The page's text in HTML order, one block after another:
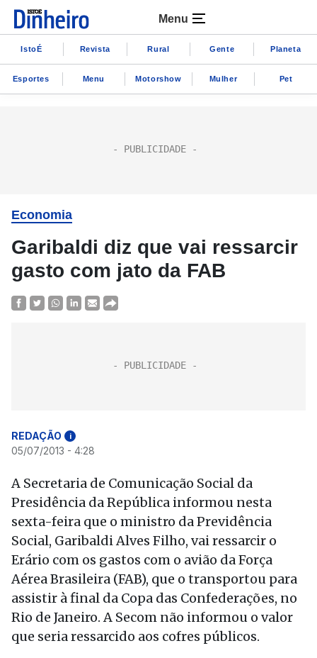
Menu
IstoÉ Revista Rural Gente Planeta
Esportes Menu Motorshow Mulher Pet
Economia
Garibaldi diz que vai ressarcir
gasto com jato da FAB
REDAÇÃO i
05/07/2013 - 4:28
A Secretaria de Comunicação Social da
Presidência da República informou nesta
sexta-feira que o ministro da Previdência
Social, Garibaldi Alves Filho, vai ressarcir o
Erário com os gastos com o avião da Força
Aérea Brasileira (FAB), que o transportou para
assistir à final da Copa das Confederações, no
Rio de Janeiro. A Secom não informou o valor
que seria ressarcido aos cofres públicos.